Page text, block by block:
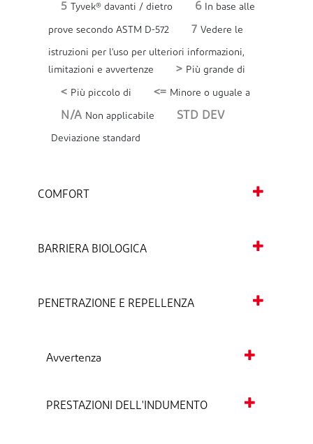
5 Tyvek® davanti / dietro 6 In base alle
prove secondo ASTM D-572 7 Vedere le
istruzioni per l'uso per ulteriori informazioni,
limitazioni e avvertenze
> Più grande di
< Più piccolo di <= Minore o uguale a
N/A Non applicabile STD DEV
Deviazione standard
COMFORT
BARRIERA BIOLOGICA
PENETRAZIONE E REPELLENZA
Avvertenza
PRESTAZIONI DELL'INDUMENTO